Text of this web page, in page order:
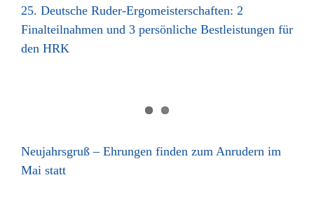
25. Deutsche Ruder-Ergomeisterschaften: 2
Finalteilnahmen und 3 persönliche Bestleistungen für
den HRK
Neujahrsgruß – Ehrungen finden zum Anrudern im
Mai statt